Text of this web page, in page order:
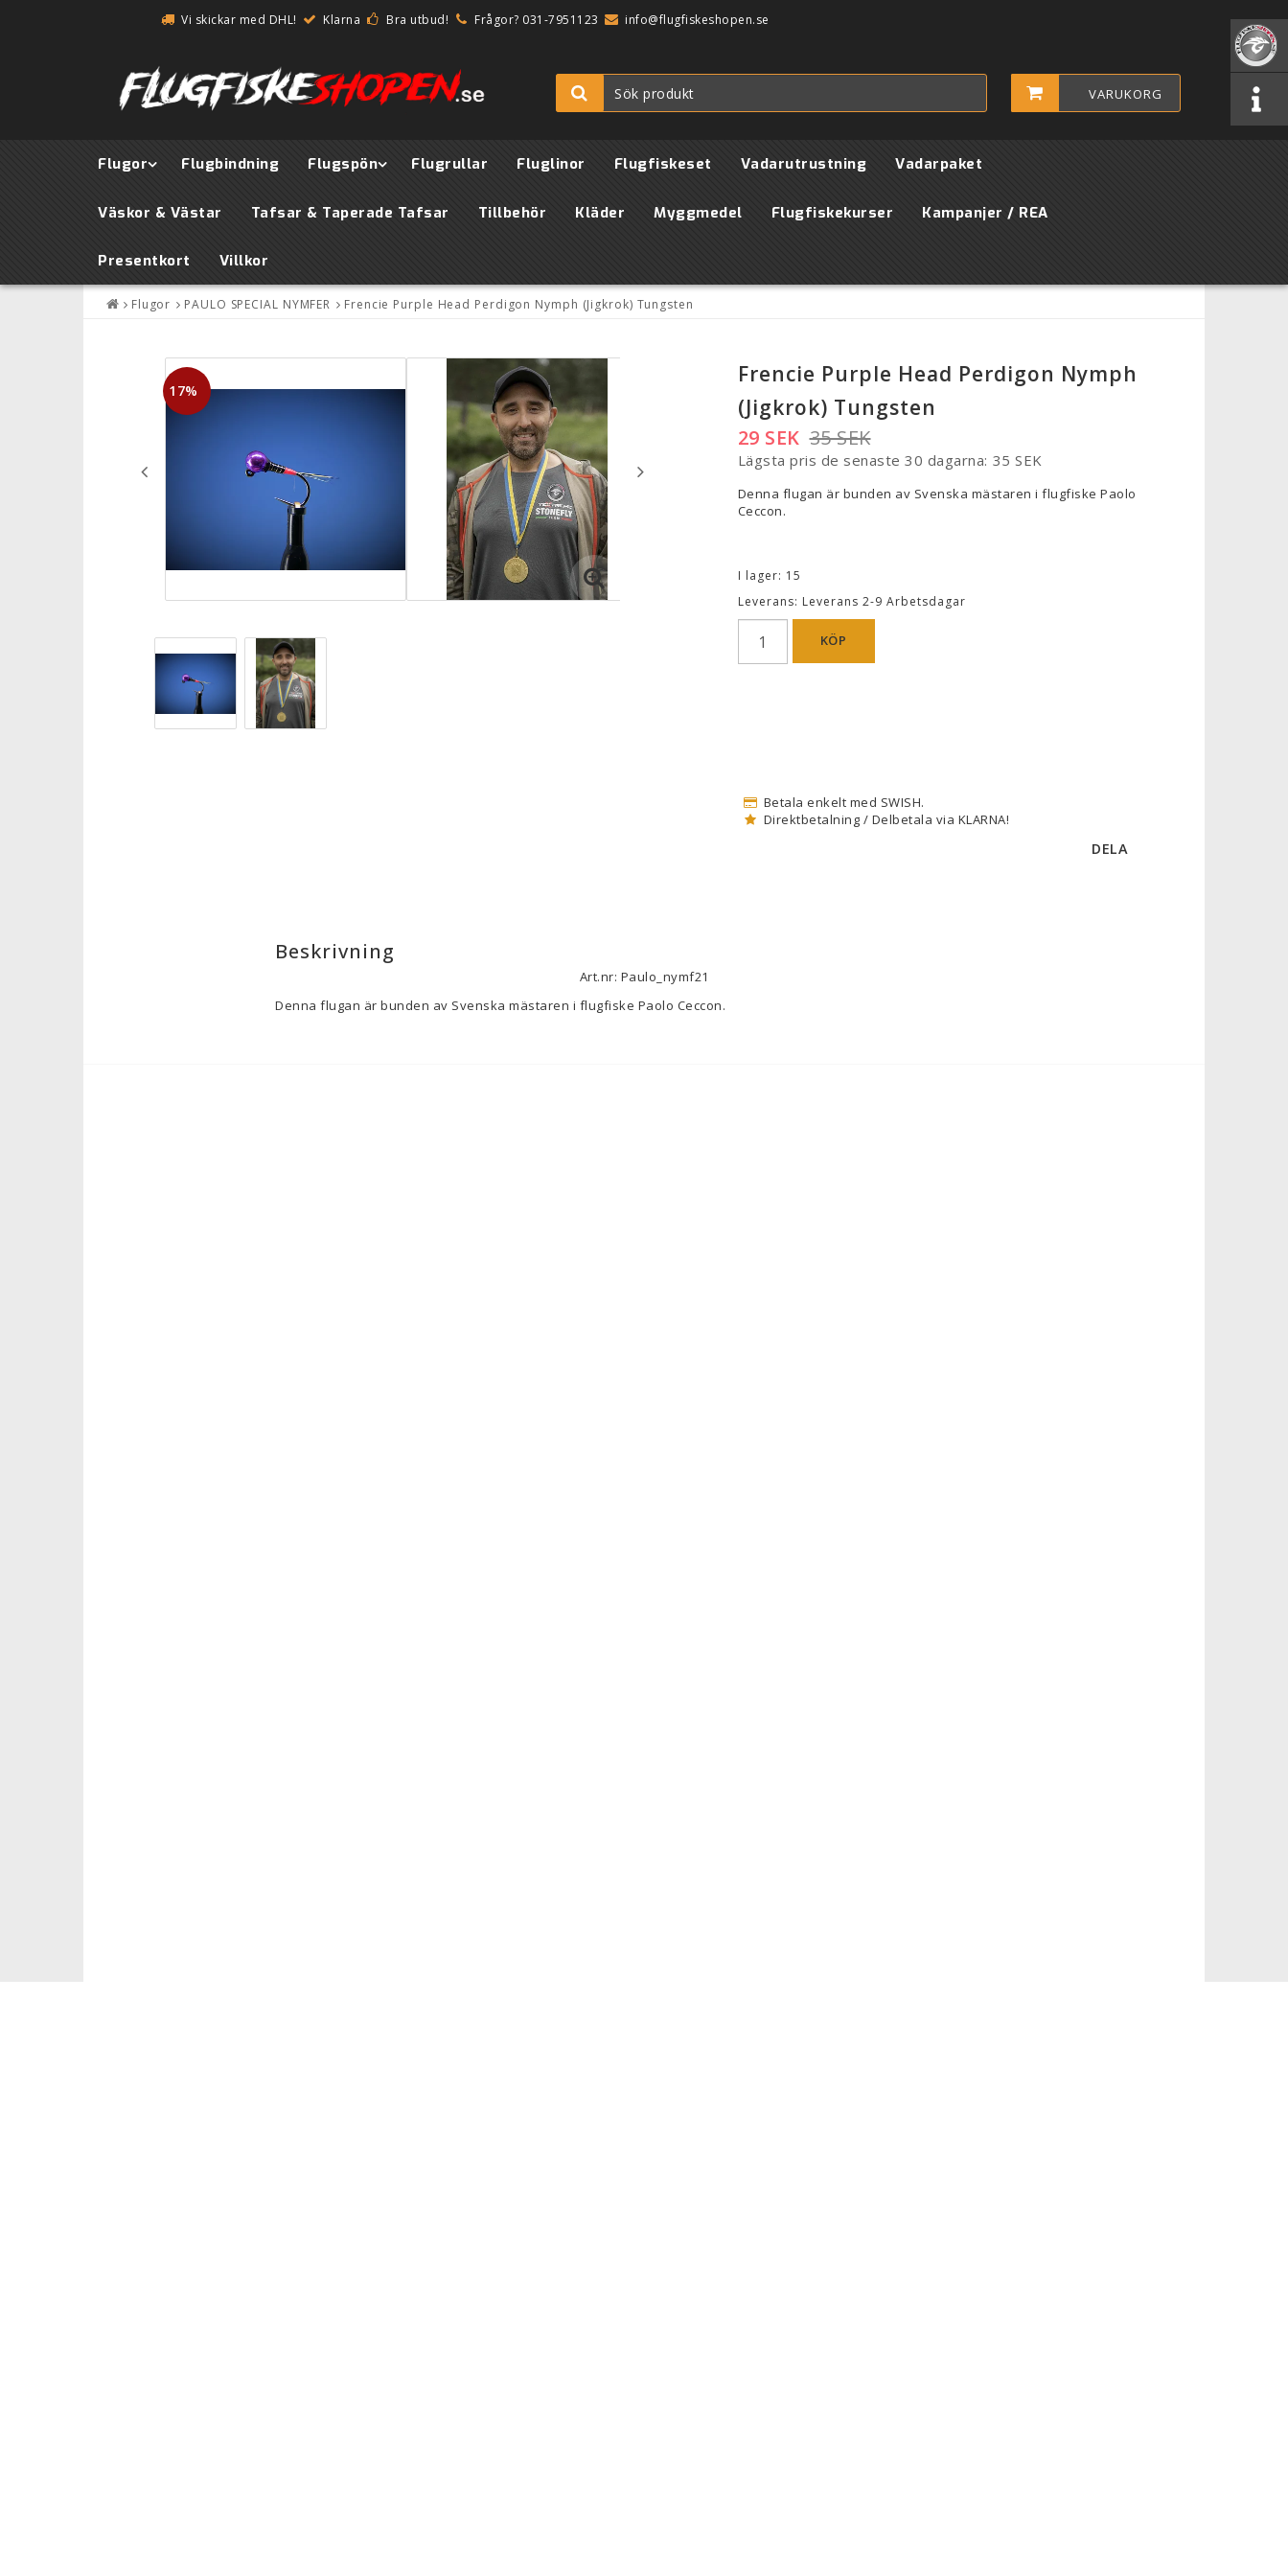
Vi skickar med DHL! Klarna Bra utbud! Frågor? 031-7951123 info@flugfiskeshopen.se
VARUKORG
Flugor Flugbindning Flugspön Flugrullar Fluglinor Flugfiskeset Vadarutrustning Vadarpaket
Väskor & Västar Tafsar & Taperade Tafsar Tillbehör Kläder Myggmedel Flugfiskekurser Kampanjer / REA
Presentkort Villkor
Flugor PAULO SPECIAL NYMFER Frencie Purple Head Perdigon Nymph (Jigkrok) Tungsten
17%
Frencie Purple Head Perdigon Nymph
(Jigkrok) Tungsten
35 SEK
29 SEK
Lägsta pris de senaste 30 dagarna 35 SEK
Denna flugan är bunden av Svenska mästaren i flugfiske Paolo
Ceccon.
I lager: 15
Leverans: Leverans 2-9 Arbetsdagar
KÖP
Betala enkelt med SWISH.
Direktbetalning / Delbetala via KLARNA!
DELA
Beskrivning
Art.nr: Paulo_nymf21
Denna flugan är bunden av Svenska mästaren i flugfiske Paolo Ceccon.